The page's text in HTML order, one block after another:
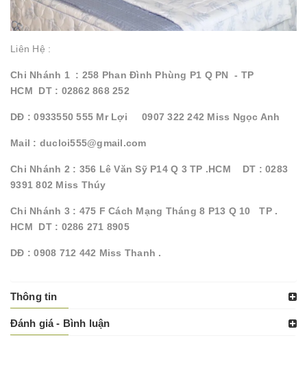
Liên Hệ :
Chi Nhánh 1 : 258 Phan Đình Phùng P1 Q PN - TP
HCM DT : 02862 868 252
DĐ : 0933550 555 Mr Lợi 0907 322 242 Miss Ngọc Anh
Mail : ducloi555@gmail.com
Chi Nhánh 2 : 356 Lê Văn Sỹ P14 Q 3 TP .HCM DT : 0283
9391 802 Miss Thúy
Chi Nhánh 3 : 475 F Cách Mạng Tháng 8 P13 Q 10 TP .
HCM DT : 0286 271 8905
DĐ : 0908 712 442 Miss Thanh .
Thông tin
Đánh giá - Bình luận